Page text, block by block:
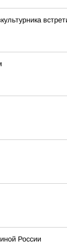
России